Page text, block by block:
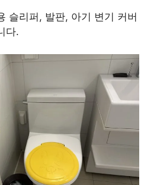
슬리퍼, 발판, 아기 변기 커버
다.